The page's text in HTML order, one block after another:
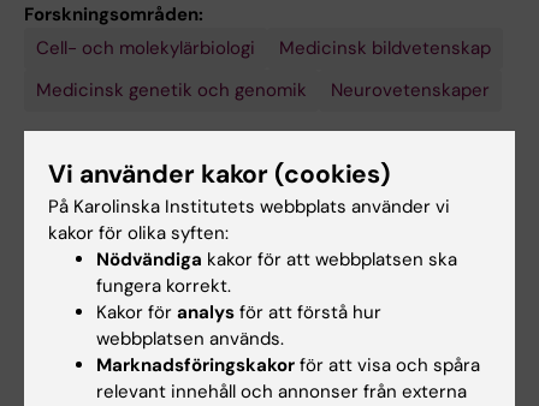
Forskningsområden:
Cell- och molekylärbiologi
Medicinsk bildvetenskap
Medicinsk genetik och genomik
Neurovetenskaper
Innehållsgranskare:
Oleg Shupliakov
Redaktör:Charlotte Brandt
Sidan uppdaterad: 2026-08-05
Vi använder kakor (cookies)
På Karolinska Institutets webbplats använder vi
kakor för olika syften:
Nödvändiga kakor för att webbplatsen ska
fungera korrekt.
Kakor för analys för att förstå hur
webbplatsen används.
Marknadsföringskakor för att visa och spåra
relevant innehåll och annonser från externa